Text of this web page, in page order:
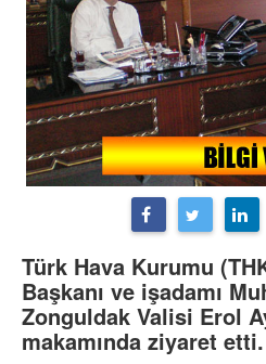
Türk Hava Kurumu
Başkanı ve işadamı
Zonguldak Valisi Erol
makamında ziyaret etti.